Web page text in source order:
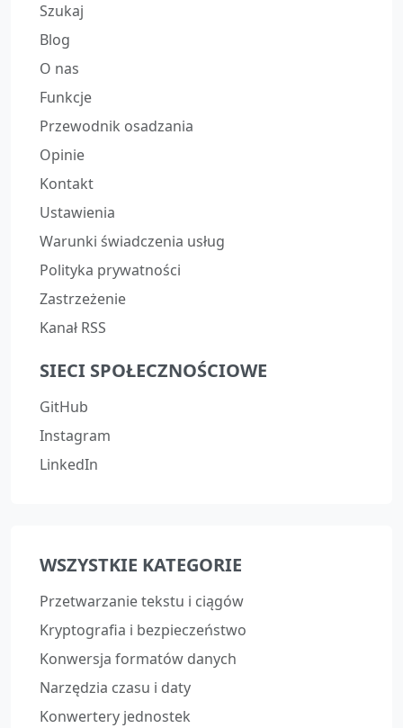
Szukaj
Blog
O nas
Funkcje
Przewodnik osadzania
Opinie
Kontakt
Ustawienia
Warunki świadczenia usług
Polityka prywatności
Zastrzeżenie
Kanał RSS
SIECI SPOŁECZNOŚCIOWE
GitHub
Instagram
LinkedIn
WSZYSTKIE KATEGORIE
Przetwarzanie tekstu i ciągów
Kryptografia i bezpieczeństwo
Konwersja formatów danych
Narzędzia czasu i daty
Konwertery jednostek